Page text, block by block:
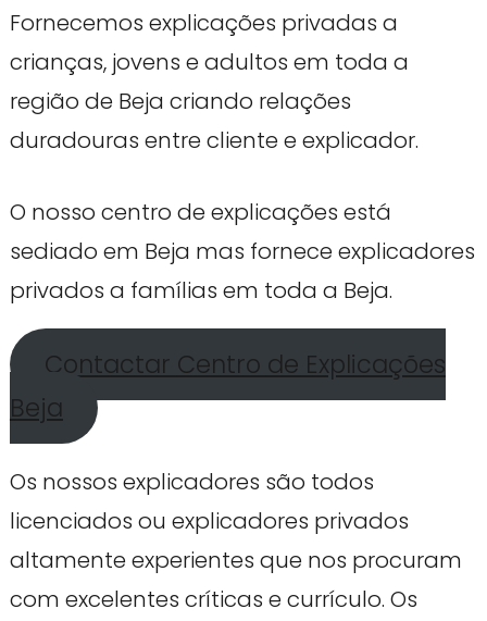
Fornecemos explicações privadas a
crianças, jovens e adultos em toda a
região de Beja criando relações
duradouras entre cliente e explicador.
O nosso centro de explicações está
sediado em Beja mas fornece explicadores
privados a famílias em toda a Beja.
Contactar Centro de Explicações
Beja
Os nossos explicadores são todos
licenciados ou explicadores privados
altamente experientes que nos procuram
com excelentes críticas e currículo. Os